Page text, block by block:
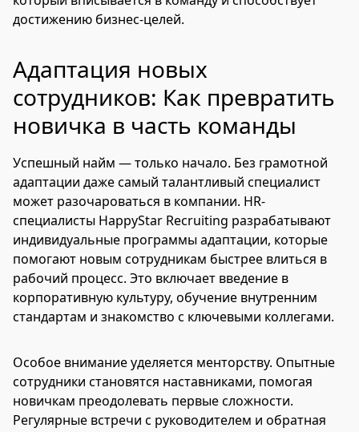
достижению бизнес-целей.
Адаптация новых
сотрудников: Как превратить
новичка в часть команды
Успешный найм — только начало. Без грамотной
адаптации даже самый талантливый специалист
может разочароваться в компании. HR-
специалисты HappyStar Recruiting разрабатывают
индивидуальные программы адаптации, которые
помогают новым сотрудникам быстрее влиться в
рабочий процесс. Это включает введение в
корпоративную культуру, обучение внутренним
стандартам и знакомство с ключевыми коллегами.
Особое внимание уделяется менторству. Опытные
сотрудники становятся наставниками, помогая
новичкам преодолевать первые сложности.
Регулярные встречи с руководителем и обратная